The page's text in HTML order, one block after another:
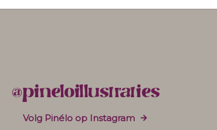
@pineloillustraties
Volg Pinélo op Instagram